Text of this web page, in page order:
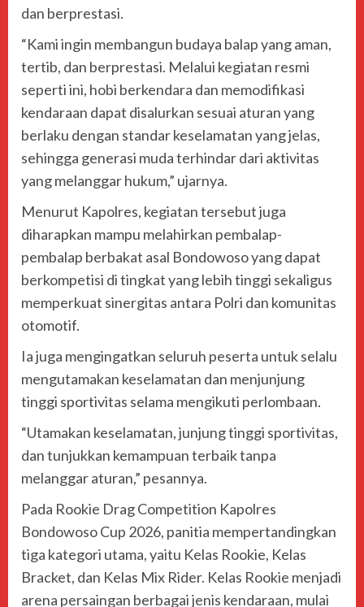
dan berprestasi.
“Kami ingin membangun budaya balap yang aman,
tertib, dan berprestasi. Melalui kegiatan resmi
seperti ini, hobi berkendara dan memodifikasi
kendaraan dapat disalurkan sesuai aturan yang
berlaku dengan standar keselamatan yang jelas,
sehingga generasi muda terhindar dari aktivitas
yang melanggar hukum,” ujarnya.
Menurut Kapolres, kegiatan tersebut juga
diharapkan mampu melahirkan pembalap-
pembalap berbakat asal Bondowoso yang dapat
berkompetisi di tingkat yang lebih tinggi sekaligus
memperkuat sinergitas antara Polri dan komunitas
otomotif.
Ia juga mengingatkan seluruh peserta untuk selalu
mengutamakan keselamatan dan menjunjung
tinggi sportivitas selama mengikuti perlombaan.
“Utamakan keselamatan, junjung tinggi sportivitas,
dan tunjukkan kemampuan terbaik tanpa
melanggar aturan,” pesannya.
Pada Rookie Drag Competition Kapolres
Bondowoso Cup 2026, panitia mempertandingkan
tiga kategori utama, yaitu Kelas Rookie, Kelas
Bracket, dan Kelas Mix Rider. Kelas Rookie menjadi
arena persaingan berbagai jenis kendaraan, mulai